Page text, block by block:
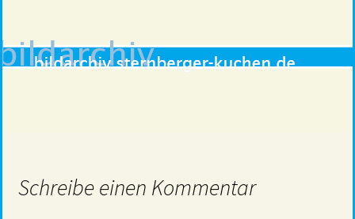
Schreibe einen Kommentar